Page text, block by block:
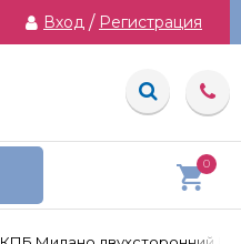
Вход / Регистрация
0